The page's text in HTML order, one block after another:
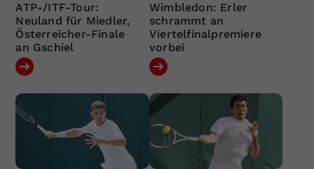
ATP-/ITF-Tour:
Neuland für Miedler,
Österreicher-Finale
an Gschiel
Wimbledon: Erler
schrammt an
Viertelfinalpremiere
vorbei